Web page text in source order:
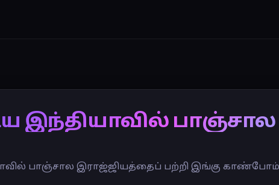
இந்தியாவில் பாஞ்சால
பாஞ்சால இராஜ்ஜியத்தைப் பற்றி இங்கு